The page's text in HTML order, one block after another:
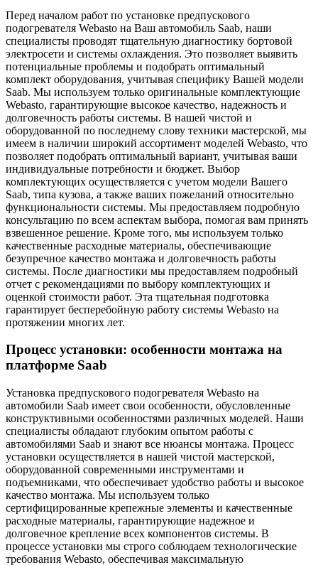
Перед началом работ по установке предпускового
подогревателя Webasto на Ваш автомобиль Saab, наши
специалисты проводят тщательную диагностику бортовой
электросети и системы охлаждения. Это позволяет выявить
потенциальные проблемы и подобрать оптимальный
комплект оборудования, учитывая специфику Вашей модели
Saab. Мы используем только оригинальные комплектующие
Webasto, гарантирующие высокое качество, надежность и
долговечность работы системы. В нашей чистой и
оборудованной по последнему слову техники мастерской, мы
имеем в наличии широкий ассортимент моделей Webasto, что
позволяет подобрать оптимальный вариант, учитывая ваши
индивидуальные потребности и бюджет. Выбор
комплектующих осуществляется с учетом модели Вашего
Saab, типа кузова, а также ваших пожеланий относительно
функциональности системы. Мы предоставляем подробную
консультацию по всем аспектам выбора, помогая вам принять
взвешенное решение. Кроме того, мы используем только
качественные расходные материалы, обеспечивающие
безупречное качество монтажа и долговечность работы
системы. После диагностики мы предоставляем подробный
отчет с рекомендациями по выбору комплектующих и
оценкой стоимости работ. Эта тщательная подготовка
гарантирует бесперебойную работу системы Webasto на
протяжении многих лет.
Процесс установки: особенности монтажа на
платформе Saab
Установка предпускового подогревателя Webasto на
автомобили Saab имеет свои особенности, обусловленные
конструктивными особенностями различных моделей. Наши
специалисты обладают глубоким опытом работы с
автомобилями Saab и знают все нюансы монтажа. Процесс
установки осуществляется в нашей чистой мастерской,
оборудованной современными инструментами и
подъемниками, что обеспечивает удобство работы и высокое
качество монтажа. Мы используем только
сертифицированные крепежные элементы и качественные
расходные материалы, гарантирующие надежное и
долговечное крепление всех компонентов системы. В
процессе установки мы строго соблюдаем технологические
требования Webasto, обеспечивая максимальную